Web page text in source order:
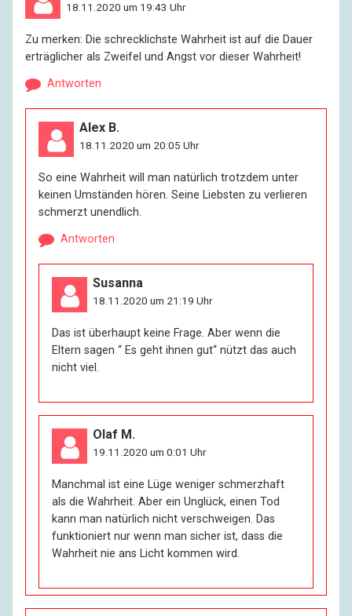
18.11.2020 um 19:43 Uhr
Zu merken: Die schrecklichste Wahrheit ist auf die Dauer
erträglicher als Zweifel und Angst vor dieser Wahrheit!
Antworten
Alex B.
18.11.2020 um 20:05 Uhr
So eine Wahrheit will man natürlich trotzdem unter
keinen Umständen hören. Seine Liebsten zu verlieren
schmerzt unendlich.
Antworten
Susanna
18.11.2020 um 21:19 Uhr
Das ist überhaupt keine Frage. Aber wenn die
Eltern sagen “ Es geht ihnen gut“ nützt das auch
nicht viel.
Olaf M.
19.11.2020 um 0:01 Uhr
Manchmal ist eine Lüge weniger schmerzhaft
als die Wahrheit. Aber ein Unglück, einen Tod
kann man natürlich nicht verschweigen. Das
funktioniert nur wenn man sicher ist, dass die
Wahrheit nie ans Licht kommen wird.